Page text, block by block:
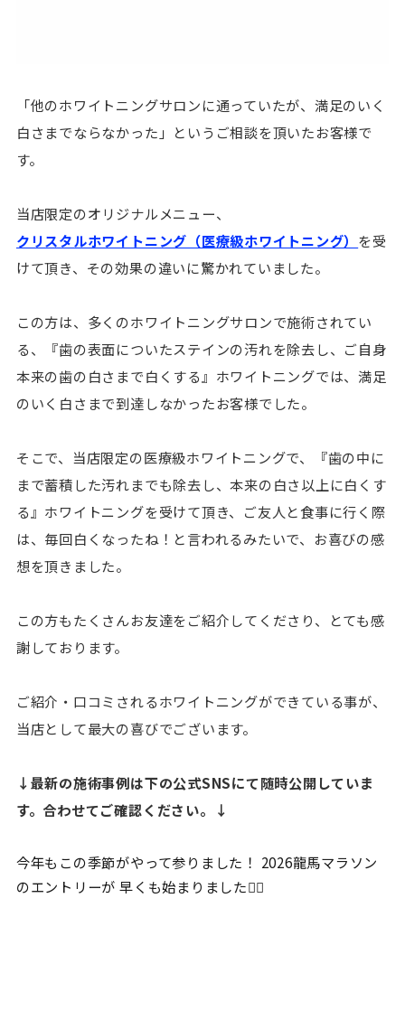
「他のホワイトニングサロンに通っていたが、満足のいく
白さまでならなかった」というご相談を頂いたお客様で
す。
当店限定のオリジナルメニュー、
クリスタルホワイトニング（医療級ホワイトニング） を受
けて頂き、その効果の違いに驚かれていました。
この方は、多くのホワイトニングサロンで施術されてい
る、『歯の表面についたステインの汚れを除去し、ご自身
本来の歯の白さまで白くする』ホワイトニングでは、満足
のいく白さまで到達しなかったお客様でした。
そこで、当店限定の医療級ホワイトニングで、『歯の中に
まで蓄積した汚れまでも除去し、本来の白さ以上に白くす
る』ホワイトニングを受けて頂き、ご友人と食事に行く際
は、毎回白くなったね！と言われるみたいで、お喜びの感
想を頂きました。
この方もたくさんお友達をご紹介してくださり、とても感
謝しております。
ご紹介・口コミされるホワイトニングができている事が、
当店として最大の喜びでございます。
↓最新の施術事例は下の公式SNSにて随時公開していま
す。合わせてご確認ください。↓
今年もこの季節がやって参りました！ 2026龍馬マラソン
のエントリーが 早くも始まりました🏃‍♀️